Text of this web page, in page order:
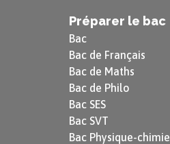
Préparer le bac
Bac
Bac de Français
Bac de Maths
Bac de Philo
Bac SES
Bac SVT
Bac Physique-chimie